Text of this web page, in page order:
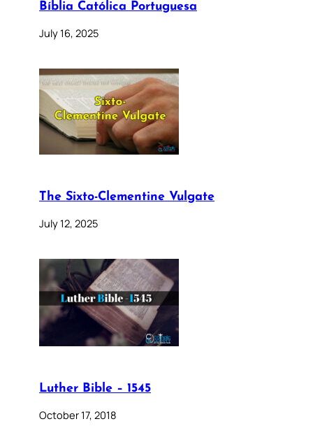
Bíblia Católica Portuguesa
July 16, 2025
The Sixto-Clementine Vulgate
July 12, 2025
Luther Bible – 1545
October 17, 2018